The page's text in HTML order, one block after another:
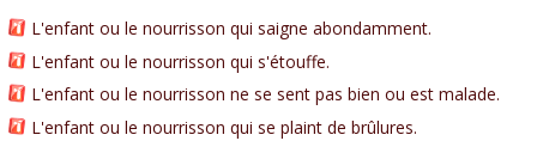
L'enfant ou le nourrisson qui saigne abondamment.
L'enfant ou le nourrisson qui s'étouffe.
L'enfant ou le nourrisson ne se sent pas bien ou est malade.
L'enfant ou le nourrisson qui se plaint de brûlures.